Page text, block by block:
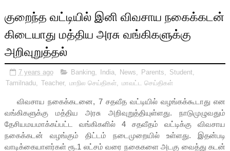
குறைந்த வட்டியில் இனி விவசாய நகைக்கடன்
கிடையாது மத்திய அரசு வங்கிகளுக்கு
அறிவுறுத்தல்
7 years ago Banking, India News Parents Student
Tamilnadu
Teacher, மாநில செய்திகள் மாவட்ட செய்திகள்
விவசாய நகைக்கடனை, 7 சதவீத வட்டியில் வழங்கக்கூடாது என
வங்கிகளுக்கு மத்திய அரசு அறிவுறுத்தியுள்ளது. நாடுமுழுவதும்
தேசியமயமாக்கப்பட்ட வங்கிகளில் 4 சதவீதம் வட்டிக்கு விவசாய
நகைக்கடன் வழங்கும் திட்டம் நடைமுறையில் உள்ளது. இதன்படி
வாடிக்கையாளர்கள் ரூ.1 லட்சம் வரை நகைகளை அடகு வைத்து கடன்